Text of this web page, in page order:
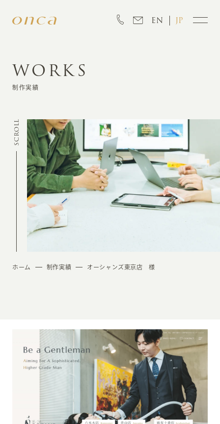
EN JP
INFORMATION
CREATION
MARKETING
WORKS
制作実績
SCROLL
ホーム 制作実績 オーシャンズ東京店 様